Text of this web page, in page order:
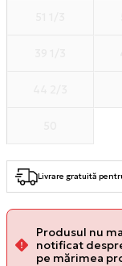
Livrare gratuită
Produsul nu
notificat
pe mărimea